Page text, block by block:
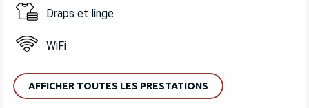
Draps et linge
WiFi
AFFICHER TOUTES LES PRESTATIONS